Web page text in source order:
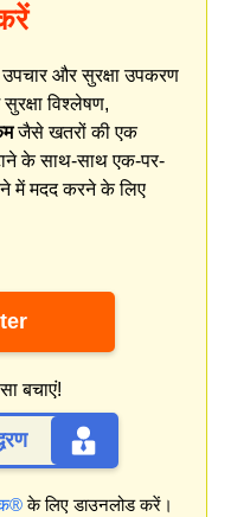
और सुरक्षा उपकरण
विश्लेषण,
जैसे खतरों की एक
के साथ-साथ एक-पर-
में मदद करने के लिए
बचाएं!
के लिए डाउनलोड करें।